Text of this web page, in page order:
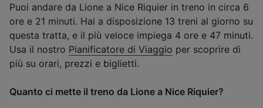
Puoi andare da Lione a Nice Riquier in treno in circa 6
ore e 21 minuti. Hai a disposizione 13 treni al giorno su
questa tratta, e il più veloce impiega 4 ore e 47 minuti.
Usa il nostro Pianificatore di Viaggio per scoprire di
più su orari, prezzi e biglietti.
Quanto ci mette il treno da Lione a Nice Riquier?